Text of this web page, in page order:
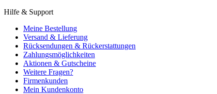
Hilfe & Support
Meine Bestellung
Versand & Lieferung
Rücksendungen & Rückerstattungen
Zahlungsmöglichkeiten
Aktionen & Gutscheine
Weitere Fragen?
Firmenkunden
Mein Kundenkonto